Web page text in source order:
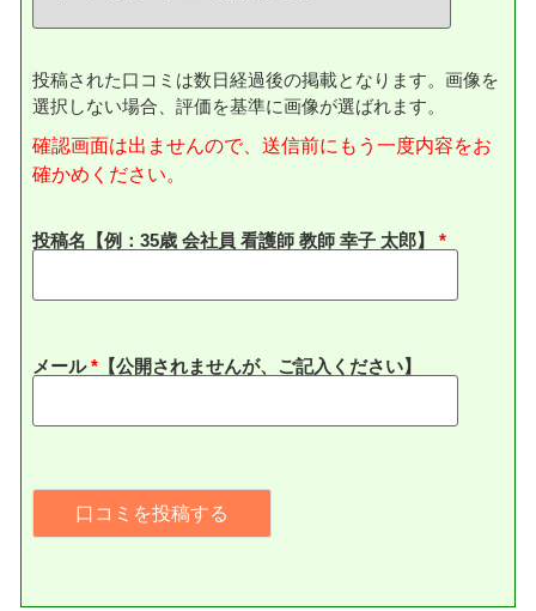
投稿された口コミは数日経過後の掲載となります。画像を
選択しない場合、評価を基準に画像が選ばれます。
確認画面は出ませんので、送信前にもう一度内容をお
確かめください。
投稿名【例：35歳 会社員 看護師 教師 幸子 太郎】
メール* 【公開されませんが、ご記入ください】